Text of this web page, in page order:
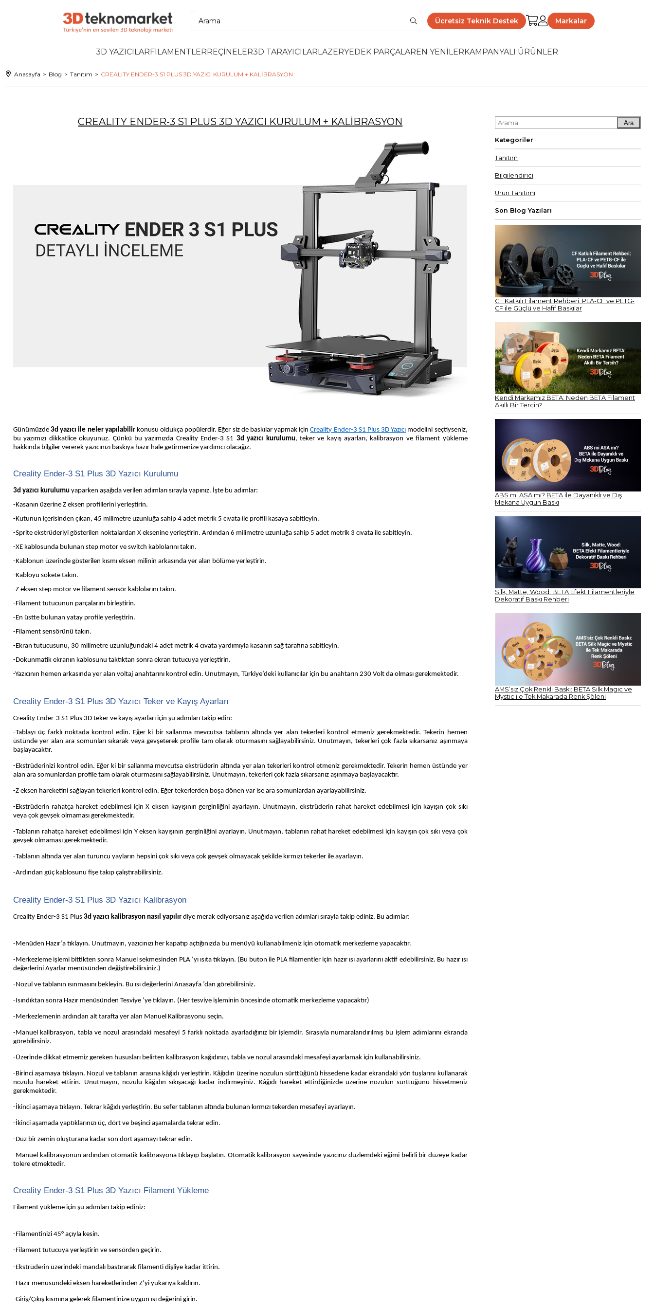
Ücretsiz Teknik Destek Markalar
3D YAZICILARFİLAMENTLERREÇİNELER3D TARAYICILARLAZERYEDEK PARÇALAREN YENİLERKAMPANYALI ÜRÜNLER
Anasayfa Blog Tanıtım CREALITY ENDER-3 S1 PLUS 3D YAZICI KURULUM + KALİBRASYON
CREALITY ENDER-3 S1 PLUS 3D YAZICI KURULUM + KALİBRASYON
Günümüzde3d yazıcı ile neler yapılabilirkonusu oldukça popülerdir. Eğer siz de baskılar yapmak içinCreality Ender-3 S1 Plus 3D Yazıcı modelini seçtiyseniz,
bu yazımızı dikkatlice okuyunuz. Çünkü bu yazımızda Creality Ender-3 S1 3d yazıcı kurulumu, teker ve kayış ayarları, kalibrasyon ve filament yükleme
hakkında bilgiler vererek yazıcınızı baskıya hazır hale getirmenize yardımcı olacağız.
Creality Ender-3 S1 Plus 3D Yazıcı Kurulumu
3d yazıcı kurulumu yaparken aşağıda verilen adımları sırayla yapınız. İşte bu adımlar:
-Kasanın üzerine Z eksen profillerini yerleştirin.
-Kutunun içerisinden çıkan, 45 milimetre uzunluğa sahip 4 adet metrik 5 cıvata ile profili kasaya sabitleyin.
-Sprite ekstrüderiyi gösterilen noktalardan X eksenine yerleştirin. Ardından 6 milimetre uzunluğa sahip 5 adet metrik 3 cıvata ile sabitleyin.
-XE kablosunda bulunan step motor ve switch kablolarını takın.
-Kablonun üzerinde gösterilen kısmı eksen milinin arkasında yer alan bölüme yerleştirin.
-Kabloyu sokete takın.
-Z eksen step motor ve filament sensör kablolarını takın.
-Filament tutucunun parçalarını birleştirin.
-En üstte bulunan yatay profile yerleştirin.
-Filament sensörünü takın.
-Ekran tutucusunu, 30 milimetre uzunluğundaki 4 adet metrik 4 cıvata yardımıyla kasanın sağ tarafına sabitleyin.
-Dokunmatik ekranın kablosunu taktıktan sonra ekran tutucuya yerleştirin.
-Yazıcının hemen arkasında yer alan voltaj anahtarını kontrol edin. Unutmayın, Türkiye’deki kullanıcılar için bu anahtarın 230 Volt da olması gerekmektedir.
Creality Ender-3 S1 Plus 3D Yazıcı Teker ve Kayış Ayarları
Creality Ender-3 S1 Plus 3D teker ve kayış ayarları için şu adımları takip edin:
-Tablayı üç farklı noktada kontrol edin. Eğer ki bir sallanma mevcutsa tablanın altında yer alan tekerleri kontrol etmeniz gerekmektedir. Tekerin hemen
üstünde yer alan ara somunları sıkarak veya gevşeterek profile tam olarak oturmasını sağlayabilirsiniz. Unutmayın, tekerleri çok fazla sıkarsanız aşınmaya
başlayacaktır.
-Ekstrüderinizi kontrol edin. Eğer ki bir sallanma mevcutsa ekstrüderin altında yer alan tekerleri kontrol etmeniz gerekmektedir. Tekerin hemen üstünde yer
alan ara somunlardan profile tam olarak oturmasını sağlayabilirsiniz. Unutmayın, tekerleri çok fazla sıkarsanız aşınmaya başlayacaktır.
-Z eksen hareketini sağlayan tekerleri kontrol edin. Eğer tekerlerden boşa dönen var ise ara somunlardan ayarlayabilirsiniz.
-Ekstrüderin rahatça hareket edebilmesi için X eksen kayışının gerginliğini ayarlayın. Unutmayın, ekstrüderin rahat hareket edebilmesi için kayışın çok sıkı
veya çok gevşek olmaması gerekmektedir.
-Tablanın rahatça hareket edebilmesi için Y eksen kayışının gerginliğini ayarlayın. Unutmayın, tablanın rahat hareket edebilmesi için kayışın çok sıkı veya çok
gevşek olmaması gerekmektedir.
-Tablanın altında yer alan turuncu yayların hepsini çok sıkı veya çok gevşek olmayacak şekilde kırmızı tekerler ile ayarlayın.
-Ardından güç kablosunu fişe takıp çalıştırabilirsiniz.
Creality Ender-3 S1 Plus 3D Yazıcı Kalibrasyon
Creality Ender-3 S1 Plus 3d yazıcı kalibrasyon nasıl yapılır diye merak ediyorsanız aşağıda verilen adımları sırayla takip ediniz. Bu adımlar:
-Menüden Hazır’a tıklayın. Unutmayın, yazıcınızı her kapatıp açtığınızda bu menüyü kullanabilmeniz için otomatik merkezleme yapacaktır.
-Merkezleme işlemi bittikten sonra Manuel sekmesinden PLA ‘yı ısıta tıklayın. (Bu buton ile PLA filamentler için hazır ısı ayarlarını aktif edebilirsiniz. Bu hazır ısı
değerlerini Ayarlar menüsünden değiştirebilirsiniz.)
-Nozul ve tablanın ısınmasını bekleyin. Bu ısı değerlerini Anasayfa ’dan görebilirsiniz.
-Isındıktan sonra Hazır menüsünden Tesviye ‘ye tıklayın. (Her tesviye işleminin öncesinde otomatik merkezleme yapacaktır)
-Merkezlemenin ardından alt tarafta yer alan Manuel Kalibrasyonu seçin.
-Manuel kalibrasyon, tabla ve nozul arasındaki mesafeyi 5 farklı noktada ayarladığınız bir işlemdir. Sırasıyla numaralandırılmış bu işlem adımlarını ekranda
görebilirsiniz.
-Üzerinde dikkat etmemiz gereken hususları belirten kalibrasyon kağıdınızı, tabla ve nozul arasındaki mesafeyi ayarlamak için kullanabilirsiniz.
-Birinci aşamaya tıklayın. Nozul ve tablanın arasına kâğıdı yerleştirin. Kâğıdın üzerine nozulun sürttüğünü hissedene kadar ekrandaki yön tuşlarını kullanarak
nozulu hareket ettirin. Unutmayın, nozulu kâğıdın sıkışacağı kadar indirmeyiniz. Kâğıdı hareket ettirdiğinizde üzerine nozulun sürttüğünü hissetmeniz
gerekmektedir.
-İkinci aşamaya tıklayın. Tekrar kâğıdı yerleştirin. Bu sefer tablanın altında bulunan kırmızı tekerden mesafeyi ayarlayın.
-İkinci aşamada yaptıklarınızı üç, dört ve beşinci aşamalarda tekrar edin.
-Düz bir zemin oluşturana kadar son dört aşamayı tekrar edin.
-Manuel kalibrasyonun ardından otomatik kalibrasyona tıklayıp başlatın. Otomatik kalibrasyon sayesinde yazıcınız düzlemdeki eğimi belirli bir düzeye kadar
tolere etmektedir.
Creality Ender-3 S1 Plus 3D Yazıcı Filament Yükleme
Filament yükleme için şu adımları takip ediniz:
-Filamentinizi 45° açıyla kesin.
-Filament tutucuya yerleştirin ve sensörden geçirin.
-Ekstrüderin üzerindeki mandalı bastırarak filamenti dişliye kadar ittirin.
-Hazır menüsündeki eksen hareketlerinden Z‘yi yukarıya kaldırın.
-Giriş/Çıkış kısmına gelerek filamentinize uygun ısı değerini girin.
Ara
Kategoriler
Tanıtım
Bilgilendirici
Ürün Tanıtımı
Son Blog Yazıları
CF Katkılı Filament Rehberi: PLA-CF ve PETG-
CF ile Güçlü ve Hafif Baskılar
Kendi Markamız BETA: Neden BETA Filament
Akıllı Bir Tercih?
ABS mi ASA mı? BETA ile Dayanıklı ve Dış
Mekana Uygun Baskı
Silk, Matte, Wood: BETA Efekt Filamentleriyle
Dekoratif Baskı Rehberi
AMS’siz Çok Renkli Baskı: BETA Silk Magic ve
Mystic ile Tek Makarada Renk Şöleni